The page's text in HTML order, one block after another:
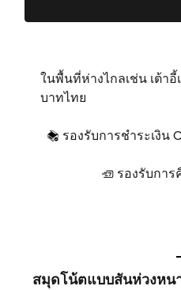
ในพื้นที่ห่างไกลเช่น เต้า
บาทไทย
รองรับการชําระเงิน
รองรับกา
สมุดโน้ตแบบสันห่วงหน